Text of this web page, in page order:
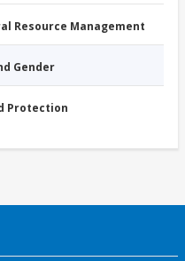
Resource Management
Gender
Protection